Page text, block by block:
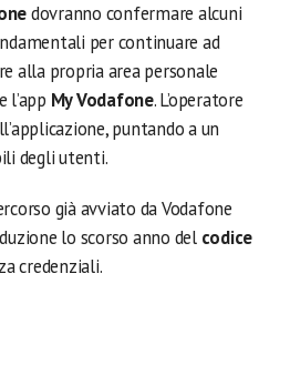
dovranno confermare alcuni
per continuare ad
alla propria area personale
l’app My Vodafone. L’operatore
puntando a un
degli utenti.
già avviato da Vodafone
lo scorso anno del codice
credenziali.